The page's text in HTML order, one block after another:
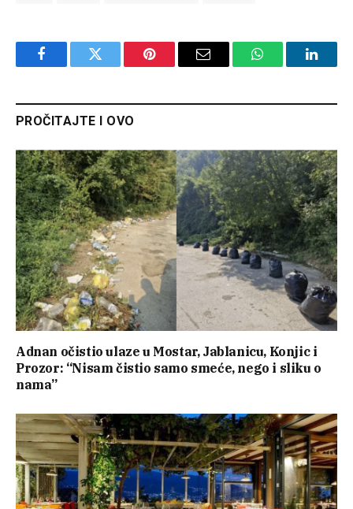
FacebookTwitter Pinterest Email WhatsApp
PROČITAJTE I OVO
Adnan očistio ulaze u Mostar, Jablanicu, Konjic i
Prozor: “Nisam čistio samo smeće, nego i sliku o
nama”